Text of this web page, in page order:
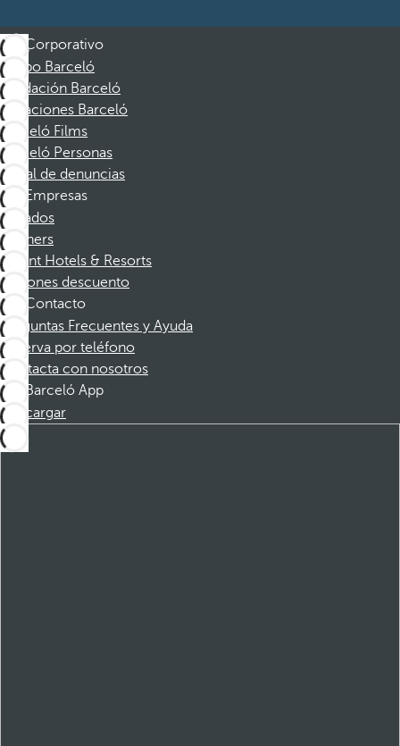
Corporativo
Grupo Barceló
Fundación Barceló
Vacaciones Barceló
Barceló Films
Barceló Personas
Canal de denuncias
Empresas
Afiliados
Partners
Dorint Hotels & Resorts
Cupones descuento
Contacto
Preguntas Frecuentes y Ayuda
Reserva por teléfono
Contacta con nosotros
Barceló App
Descargar